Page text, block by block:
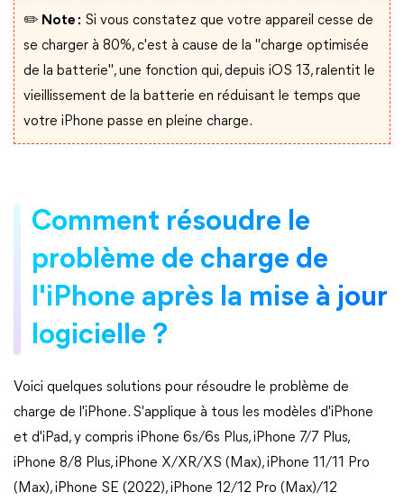
✏️ Note : Si vous constatez que votre appareil cesse de
se charger à 80%, c'est à cause de la "charge optimisée
de la batterie", une fonction qui, depuis iOS 13, ralentit le
vieillissement de la batterie en réduisant le temps que
votre iPhone passe en pleine charge.
Comment résoudre le
problème de charge de
l'iPhone après la mise à jour
logicielle ?
Voici quelques solutions pour résoudre le problème de
charge de l'iPhone. S'applique à tous les modèles d'iPhone
et d'iPad, y compris iPhone 6s/6s Plus, iPhone 7/7 Plus,
iPhone 8/8 Plus, iPhone X/XR/XS (Max), iPhone 11/11 Pro
(Max), iPhone SE (2022), iPhone 12/12 Pro (Max)/12